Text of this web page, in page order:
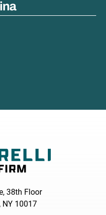
38th Floor
NY 10017